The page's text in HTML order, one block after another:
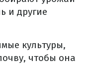
и другие
культуры,
чтобы она